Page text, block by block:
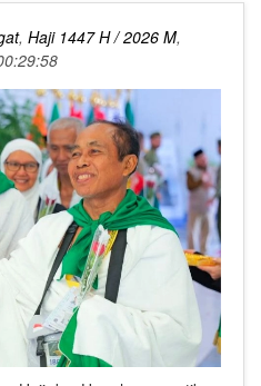
, Haji 1447 H / 2026 M,